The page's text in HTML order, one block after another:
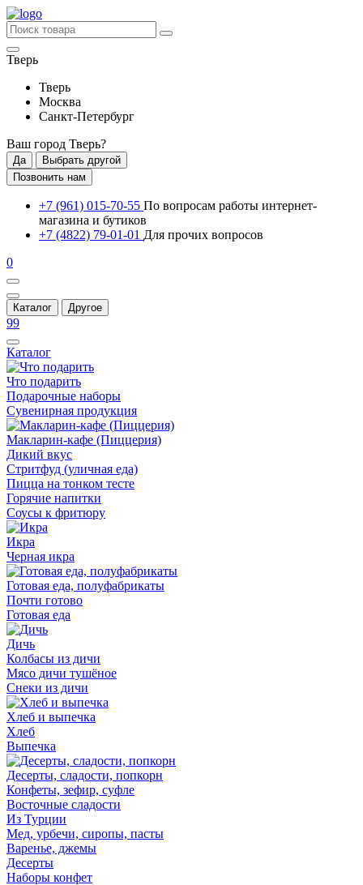
Тверь
Тверь
Москва
Санкт-Петербург
Ваш город Тверь?
Да
Выбрать другой
Позвонить нам
+7 (961) 015-70-55 По вопросам работы интернет-
магазина и бутиков
+7 (4822) 79-01-01 Для прочих вопросов
0
Каталог Другое
99
Каталог
Что подарить
Подарочные наборы
Сувенирная продукция
Макларин-кафе (Пиццерия)
Дикий вкус
Стритфуд (уличная еда)
Пицца на тонком тесте
Горячие напитки
Соусы к фритюру
Икра
Черная икра
Готовая еда, полуфабрикаты
Почти готово
Готовая еда
Дичь
Колбасы из дичи
Мясо дичи тушёное
Снеки из дичи
Хлеб и выпечка
Хлеб
Выпечка
Десерты, сладости, попкорн
Конфеты, зефир, суфле
Восточные сладости
Из Турции
Мед, урбечи, сиропы, пасты
Варенье, джемы
Десерты
Наборы конфет